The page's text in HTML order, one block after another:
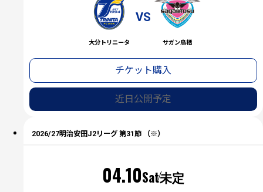
大分トリニータ サガン鳥栖
VS
チケット購入
近日公開予定
2026/27明治安田J2リーグ 第31節 （※）
04.10Sat未定